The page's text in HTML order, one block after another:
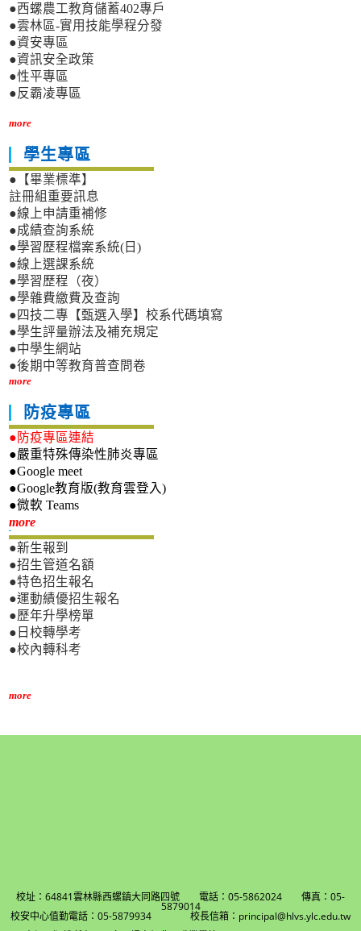
●西螺農工教育儲蓄402專戶
●雲林區-實用技能學程分發
●資安專區
●資訊安全政策
●性平專區
●反霸凌專區
more
學生專區
●【畢業標準】
註冊組重要訊息
●線上申請重補修
●成績查詢系統
●學習歷程檔案系統(日)
●線上選課系統
●學習歷程（夜）
●學雜費繳費及查詢
●四技二專【甄選入學】校系代碼填寫
●學生評量辦法及補充規定
●中學生網站
●後期中等教育普查問卷
more
防疫專區
●防疫專區連結
●嚴重特殊傳染性肺炎專區
●Google meet
●Google教育版(教育雲登入)
●微軟 Teams
more新生專區
●新生報到
●招生管道名額
●特色招生報名
●運動績優招生報名
●歷年升學榜單
●日校轉學考
●校內轉科考
more
校址：64841雲林縣西螺鎮大同路四號 電話：05-5862024 傳真：05-
5879014
校安中心值勤電話：05-5879934 校長信箱：principal@hlvs.ylc.edu.tw